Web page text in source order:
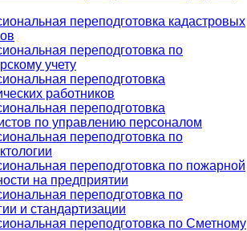
переподготовка кадастровых
переподготовка по
учету
переподготовка
работников
переподготовка
по управлению персоналом
переподготовка по
переподготовка по пожарной
на предприятии
переподготовка по
и стандартизации
переподготовка по Сметному